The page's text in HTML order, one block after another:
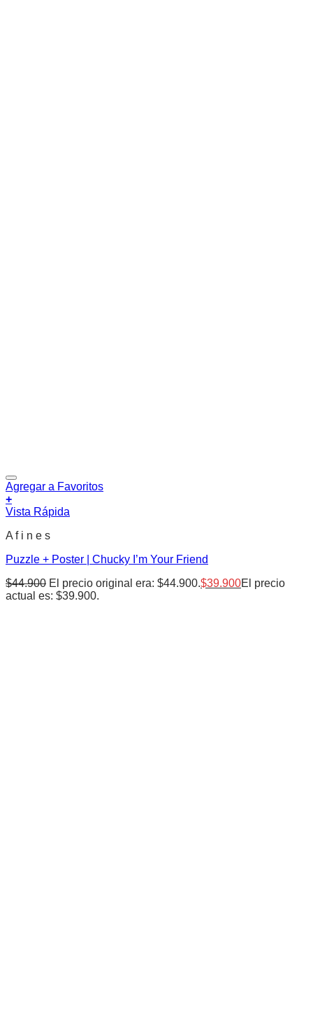
Agregar a Favoritos
+
Vista Rápida
A f i n e s
Puzzle + Poster | Chucky I’m Your Friend
$44.900 El precio original era: $44.900.$39.900El precio
actual es: $39.900.